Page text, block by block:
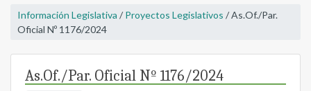
Información Legislativa / Proyectos Legislativos / As.Of./Par.
Oficial Nº 1176/2024
As.Of./Par. Oficial Nº 1176/2024